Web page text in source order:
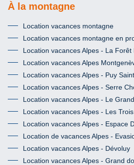
À la montagne
Location vacances montagne
Location vacances montagne en
Location vacances Alpes - La Forêt
Location vacances Alpes
Location vacances Alpes - Puy
Location vacances Alpes - Serre
Location vacances Alpes - Le
Location vacances Alpes - Les
Location vacances Alpes - Espace
Location de vacances Alpes -
Location vacances Alpes - Dévoluy
Location vacances Alpes - Grand